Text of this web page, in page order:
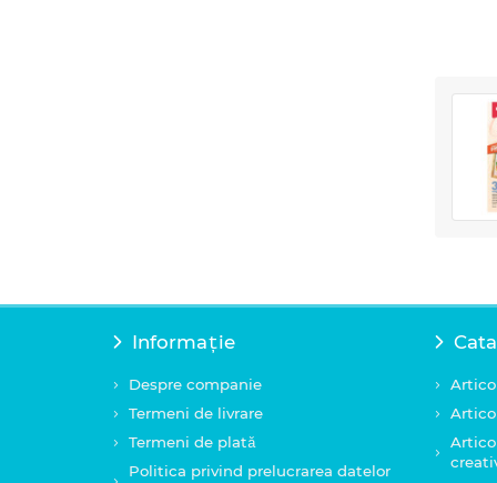
Informație
Despre companie
Termeni de livrare
Termeni de plată
Politica privind prelucrarea datelor